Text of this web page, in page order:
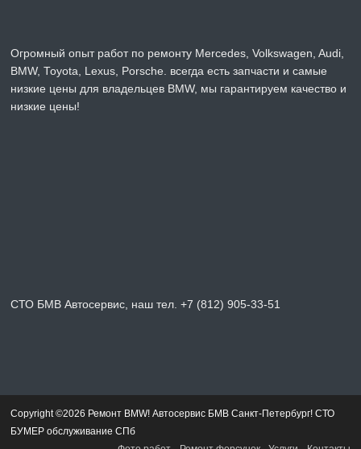
Огромный опыт работ по ремонту Mercedes, Volkswagen, Audi,
BMW, Toyota, Lexus, Porsche. всегда есть запчасти и самые
низкие цены для владельцев BMW, мы гарантируем качество и
низкие цены!
СТО БМВ Автосервис, наш тел. +7 (812) 905-33-51
Copyright ©2026 Ремонт BMW! Автосервис БМВ Санкт-Петербург! СТО
БУМЕР обслуживание СПб